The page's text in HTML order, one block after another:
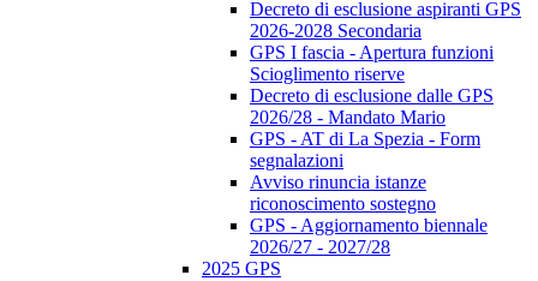
Decreto di esclusione aspiranti GPS
2026-2028 Secondaria
GPS I fascia - Apertura funzioni
Scioglimento riserve
Decreto di esclusione dalle GPS
2026/28 - Mandato Mario
GPS - AT di La Spezia - Form
segnalazioni
Avviso rinuncia istanze
riconoscimento sostegno
GPS - Aggiornamento biennale
2026/27 - 2027/28
2025 GPS